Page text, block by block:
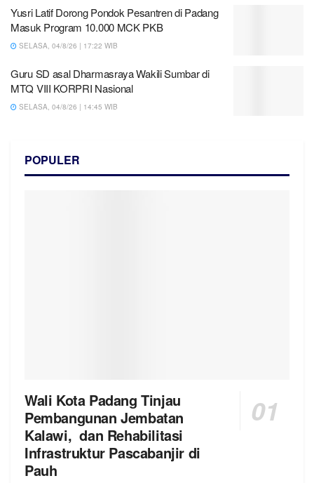
Yusri Latif Dorong Pondok Pesantren di Padang
Masuk Program 10.000 MCK PKB
SELASA, 04/8/26 | 17:22 WIB
Guru SD asal Dharmasraya Wakili Sumbar di
MTQ VIII KORPRI Nasional
SELASA, 04/8/26 | 14:45 WIB
POPULER
Wali Kota Padang Tinjau
Pembangunan Jembatan
Kalawi, dan Rehabilitasi
Infrastruktur Pascabanjir di
Pauh